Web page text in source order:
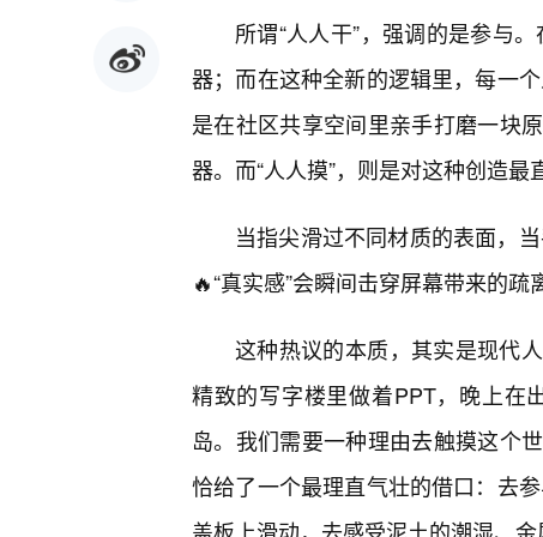
所谓“人人干”，强调的是参与
器；而在这种全新的逻辑里，每一
是在社区共享空间里亲手打磨一块
器。而“人人摸”，则是对这种创造最
当指尖滑过不同材质的表面，
🔥“真实感”会瞬间击穿屏幕带来的疏
这种热议的本质，其实是现代
精致的写字楼里做着PPT，晚上在
岛。我们需要一种理由去触摸这个
恰给了一个最理直气壮的借口：去